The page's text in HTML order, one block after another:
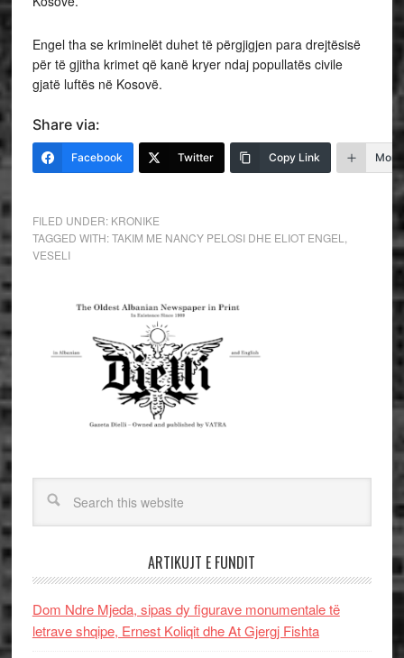
Engel tha se kriminelët duhet të përgjigjen para drejtësisë
për të gjitha krimet që kanë kryer ndaj popullatës civile
gjatë luftës në Kosovë.
Share via:
Facebook Twitter Copy Link More
FILED UNDER: KRONIKE
TAGGED WITH:TAKIM ME NANCY PELOSI DHE ELIOT ENGEL
VESELI
ARTIKUJT E FUNDIT
Dom Ndre Mjeda, sipas dy figurave monumentale të
letrave shqipe, Ernest Koliqit dhe At Gjergj Fishta